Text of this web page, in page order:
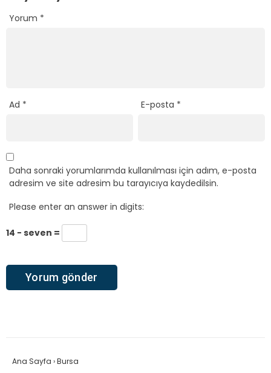
Yorum *
Ad * E-posta *
Daha sonraki yorumlarımda kullanılması için adım, e-posta
adresim ve site adresim bu tarayıcıya kaydedilsin.
Please enter an answer in digits:
14 − seven =
Ana Sayfa ›Bursa